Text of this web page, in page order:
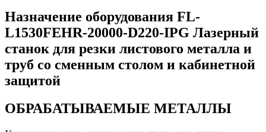
Назначение оборудования FL-
L1530FEHR-20000-D220-IPG Лазерный
станок для резки листового металла и
труб со сменным столом и кабинетной
защитой
ОБРАБАТЫВАЕМЫЕ МЕТАЛЛЫ